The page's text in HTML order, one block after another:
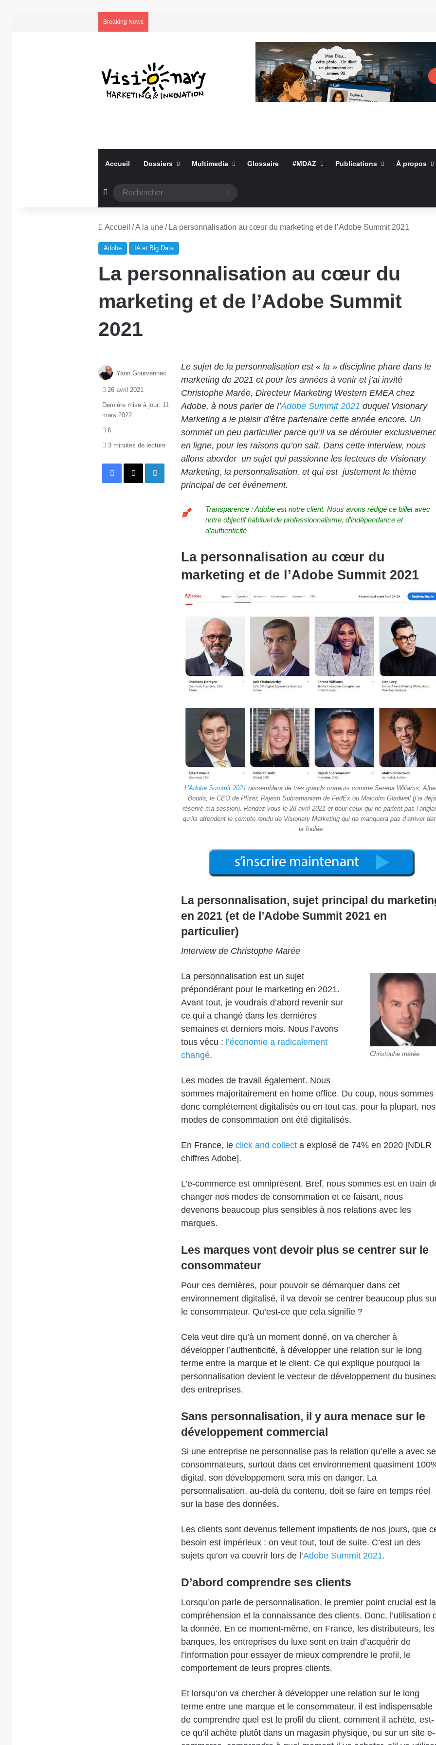
Breaking News
Accueil Dossiers Multimedia Glossaire #MDAZ Publications À propos
Article Aléatoire
Accueil /A la une/ La personnalisation au cœur du marketing et de l’Adobe Summit 2021
Adobe IA et Big Data
La personnalisation au cœur du
marketing et de l’Adobe Summit
2021
Le sujet de la personnalisation est « la » discipline phare dans le
marketing de 2021 et pour les années à venir et j’ai invité
Christophe Marée, Directeur Marketing Western EMEA chez
Adobe, à nous parler de l’Adobe Summit 2021 duquel Visionary
Marketing a le plaisir d’être partenaire cette année encore. Un
sommet un peu particulier parce qu’il va se dérouler
en ligne, pour les raisons qu’on sait. Dans cette interview, nous
allons aborder un sujet qui passionne les lecteurs de Visionary
Marketing, la personnalisation, et qui est justement le thème
principal de cet événement.
Transparence : Adobe est notre client. Nous avons rédigé ce billet avec
notre objectif habituel de professionnalisme, d’indépendance et
d’authenticité
La personnalisation au cœur du
marketing et de l’Adobe Summit 2021
L’Adobe Summit 2021 rassemblera de très grands orateurs comme Serena Wiliams,
Bourla, le CEO de Pfizer, Rajesh Subramaniam de FedEx ou Malcolm Gladwell (j’ai déjà
réservé ma session). Rendez-vous le 28 avril 2021 et pour ceux qui ne parlent pas
qu’ils attendent le compte rendu de Visionary Marketing qui ne manquera pas d’arriver
la foulée.
La personnalisation, sujet principal du
en 2021 (et de l’Adobe Summit 2021 en
particulier)
Interview de Christophe Marée
Christophe marée
La personnalisation est un sujet
prépondérant pour le marketing en 2021.
Avant tout, je voudrais d’abord revenir sur
ce qui a changé dans les dernières
semaines et derniers mois. Nous l’avons
tous vécu : l’économie a radicalement
changé.
Les modes de travail également. Nous
sommes majoritairement en home office. Du coup, nous sommes
donc complètement digitalisés ou en tout cas, pour la plupart, nos
modes de consommation ont été digitalisés.
En France, le click and collecta explosé de 74% en 2020 [NDLR
chiffres Adobe].
L’e-commerce est omniprésent. Bref, nous sommes est en train
changer nos modes de consommation et ce faisant, nous
devenons beaucoup plus sensibles à nos relations avec les
marques.
Les marques vont devoir plus se centrer sur le
consommateur
Pour ces dernières, pour pouvoir se démarquer dans cet
environnement digitalisé, il va devoir se centrer beaucoup plus
le consommateur. Qu’est-ce que cela signifie ?
Cela veut dire qu’à un moment donné, on va chercher à
développer l’authenticité, à développer une relation sur le long
terme entre la marque et le client. Ce qui explique pourquoi la
personnalisation devient le vecteur de développement du
des entreprises.
Sans personnalisation, il y aura menace sur le
développement commercial
Si une entreprise ne personnalise pas la relation qu’elle a avec
consommateurs, surtout dans cet environnement quasiment
digital, son développement sera mis en danger. La
personnalisation, au-delà du contenu, doit se faire en temps réel
sur la base des données.
Les clients sont devenus tellement impatients de nos jours, que
besoin est impérieux : on veut tout, tout de suite. C’est un des
sujets qu’on va couvrir lors de l’Adobe Summit 2021.
D’abord comprendre ses clients
Lorsqu’on parle de personnalisation, le premier point crucial est la
compréhension et la connaissance des clients. Donc, l’utilisation
la donnée. En ce moment-même, en France, les distributeurs, les
banques, les entreprises du luxe sont en train d’acquérir de
l’information pour essayer de mieux comprendre le profil, le
comportement de leurs propres clients.
Et lorsqu’on va chercher à développer une relation sur le long
terme entre une marque et le consommateur, il est indispensable
de comprendre quel est le profil du client, comment il achète, est-
ce qu’il achète plutôt dans un magasin physique, ou sur un site e-
Yann Gourvennec
26 avril 2021
Dernière mise à jour: 11
mars 2022
6
3 minutes de lecture
Facebook
X Linkedin